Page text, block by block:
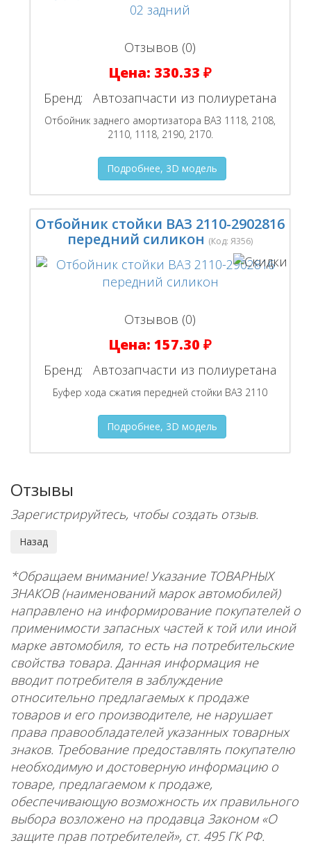
Отзывов (0)
Цена: 330.33 ₽
Бренд: Автозапчасти из полиуретана
Отбойник заднего амортизатора ВАЗ 1118, 2108,
2110, 1118, 2190, 2170.
Подробнее, 3D модель
Отбойник стойки ВАЗ 2110-2902816
передний силикон (Код:Я356)
Отзывов (0)
Цена:157.30 ₽
Бренд: Автозапчасти из полиуретана
Буфер хода сжатия передней стойки ВАЗ 2110
Подробнее, 3D модель
Отзывы
Зарегистрируйтесь, чтобы создать отзыв.
*Обращаем внимание! Указание ТОВАРНЫХ
ЗНАКОВ (наименований марок автомобилей)
направлено на информирование покупателей о
применимости запасных частей к той или иной
марке автомобиля, то есть на потребительские
свойства товара. Данная информация не
вводит потребителя в заблуждение
относительно предлагаемых к продаже
товаров и его производителе, не нарушает
права правообладателей указанных товарных
знаков. Требование предоставлять покупателю
необходимую и достоверную информацию о
товаре, предлагаемом к продаже,
обеспечивающую возможность их правильного
выбора возложено на продавца Законом «О
защите прав потребителей», ст. 495 ГК РФ.